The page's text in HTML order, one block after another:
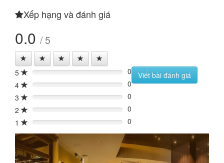
Xếp hạng và đánh giá
0.0 / 5
5 0%
0
4
0%
0
3
0%
0
2
0%
0
1
0% 0
Viết bài đánh giá